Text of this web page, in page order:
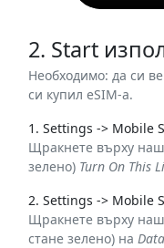
2. Start
Необходимо: да си
си купил eSIM-а.
1. Settings -> Mobile
Щракнете върху
зелено) Turn On This
2. Settings -> Mobile
Щракнете върху
стане зелено) на